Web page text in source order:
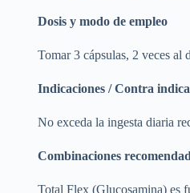
Dosis y modo de empleo
Tomar 3 cápsulas, 2 veces al
Indicaciones / Contra
No exceda la ingesta diaria
Combinaciones
Total Flex (Glucosamina) es